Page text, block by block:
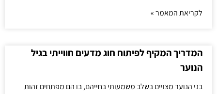
לקריאת המאמר »
המדריך המקיף לפיתוח חוג מדעים חווייתי בגיל
הנוער
בני הנוער מצויים בשלב משמעותי בחייהם, בו הם מפתחים זהות